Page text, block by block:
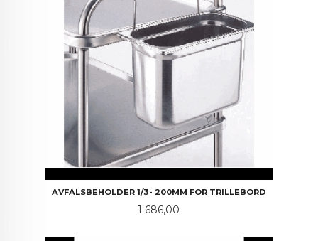
AVFALSBEHOLDER 1/3- 200MM FOR TRILLEBORD
Pris
1 686,00